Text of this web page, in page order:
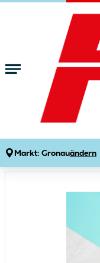
Zum Hauptinhalt springen
Markt: Gronauändern
Gartenmarkt